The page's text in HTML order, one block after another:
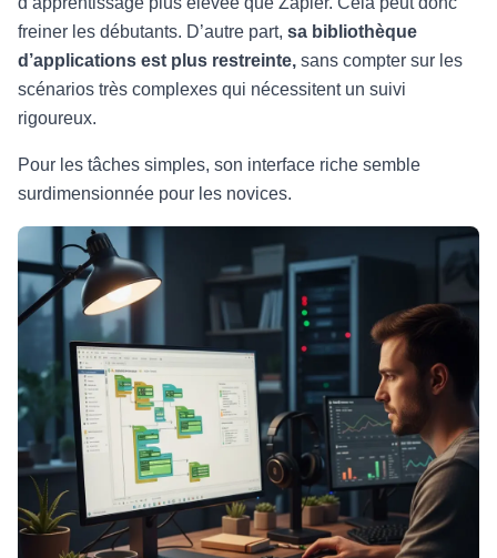
freiner les débutants. D’autre part, sa bibliothèque
d’applications est plus restreinte, sans compter sur les
scénarios très complexes qui nécessitent un suivi
rigoureux.
Pour les tâches simples, son interface riche semble
surdimensionnée pour les novices.